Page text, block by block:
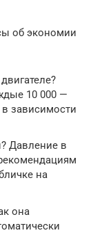
об экономии
10 000 —
в зависимости
Давление в
на
она